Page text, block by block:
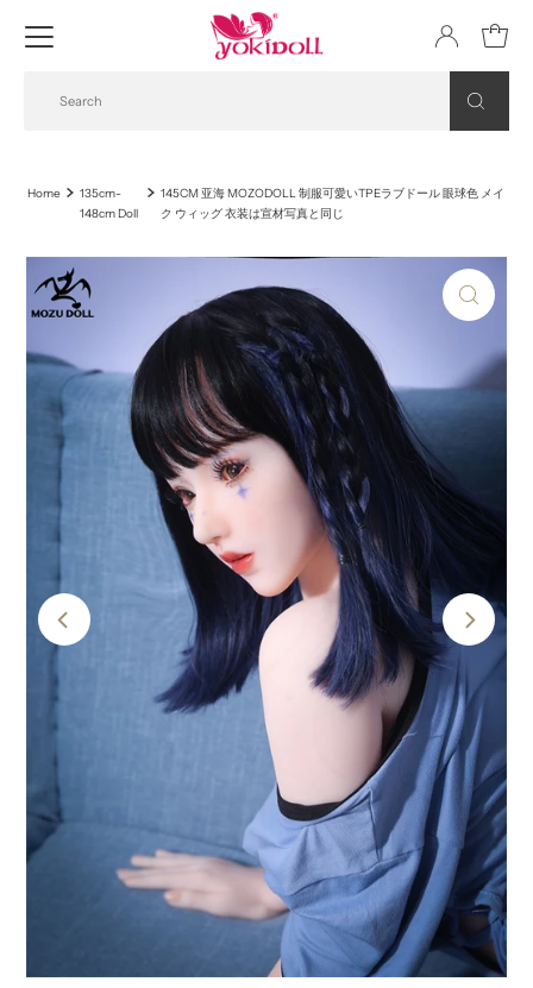
Home
135cm-
148cm Doll
145CM 亚海 MOZODOLL 制服可愛いTPEラブドール 眼球色 メイ
ク ウィッグ 衣装は宣材写真と同じ